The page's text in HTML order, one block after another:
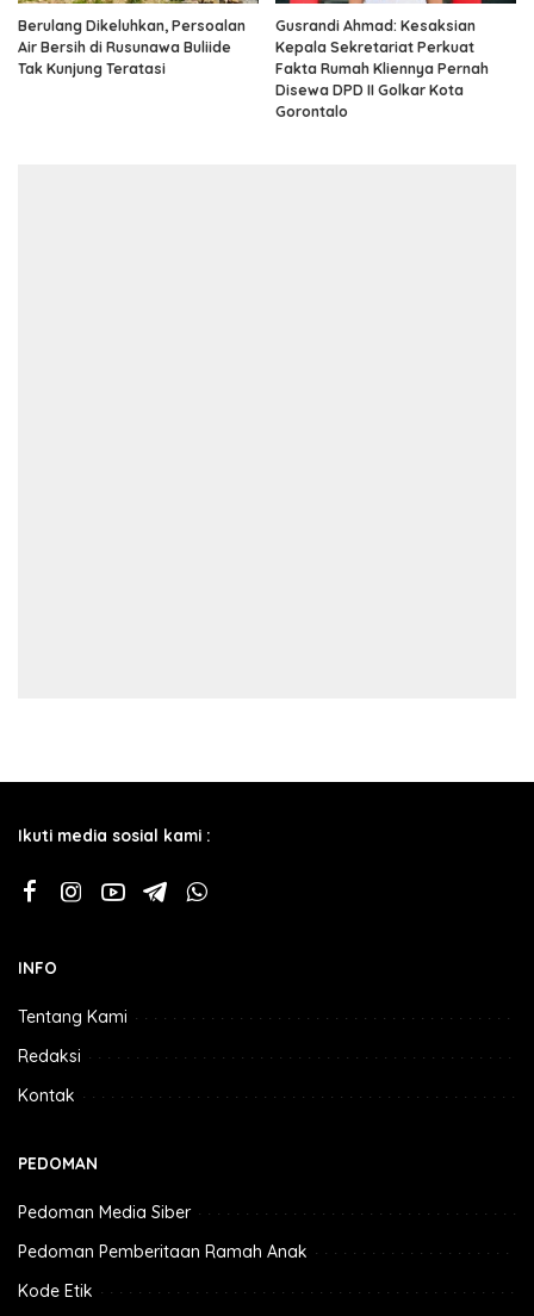
Berulang Dikeluhkan, Persoalan
Air Bersih di Rusunawa Buliide
Tak Kunjung Teratasi
Gusrandi Ahmad: Kesaksian
Kepala Sekretariat Perkuat
Fakta Rumah Kliennya Pernah
Disewa DPD II Golkar Kota
Gorontalo
Ikuti media sosial kami :
INFO
Tentang Kami
Redaksi
Kontak
PEDOMAN
Pedoman Media Siber
Pedoman Pemberitaan Ramah Anak
Kode Etik